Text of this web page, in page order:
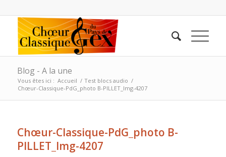
Blog - A la une
Vous êtes ici : Accueil / Test blocs audio /
Chœur-Classique-PdG_photo B-PILLET_Img-4207
Chœur-Classique-PdG_photo B-
PILLET_Img-4207